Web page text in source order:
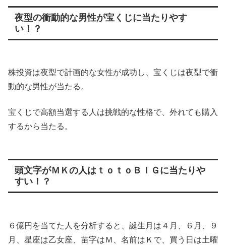
夜型の衝動的な男性が宝くじに当たりやす
い！？
株投資は夜型で計画的な女性が成功し、宝くじは夜型で衝
動的な男性が当たる。
宝くじで高額当選する人は挑戦的な性格で、外れても購入
するから当たる。
頭文字がＭＫの人はｔｏｔｏＢＩＧに当たりや
すい！？
６億円を当てた人を分析すると、誕生月は４月、６月、９
月、星座は乙女座、苗字はＭ、名前はＫで、買う日は土曜